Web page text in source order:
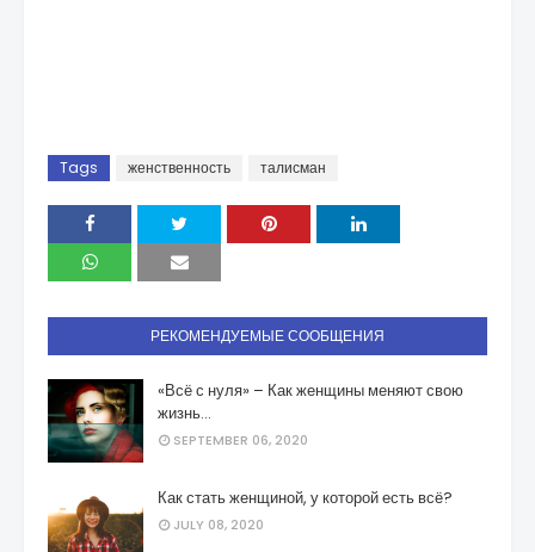
Tags женственность талисман
РЕКОМЕНДУЕМЫЕ СООБЩЕНИЯ
«Всё с нуля» – Как женщины меняют свою
жизнь…
SEPTEMBER 06, 2020
Как стать женщиной, у которой есть всё?
JULY 08, 2020